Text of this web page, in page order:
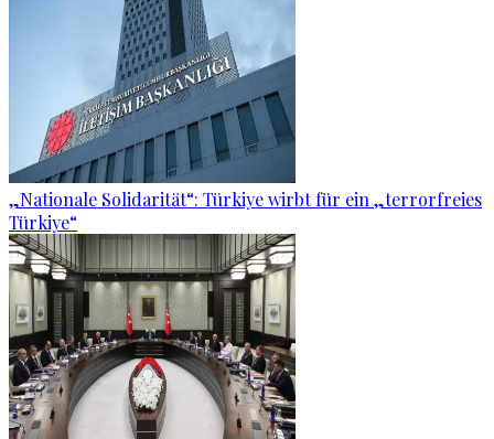
„Nationale Solidarität“: Türkiye wirbt für ein „terrorfreies
Türkiye“